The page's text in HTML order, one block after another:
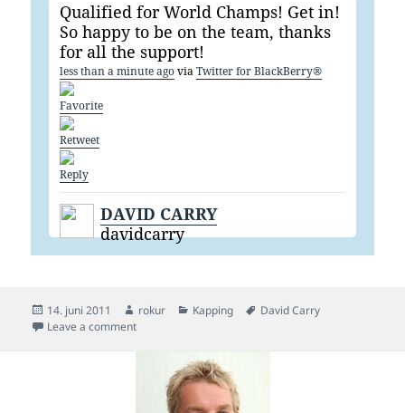
Qualified for World Champs! Get in!
So happy to be on the team, thanks
for all the support!
less than a minute agoviaTwitter for BlackBerry®
Favorite
Retweet
Reply
DAVID CARRY
davidcarry
Posted
on
14. juni 2011 Author
rokur Categories
Kapping Tags
David Carry
Leave a commenton Carry svam ein habilan 400 frí í dag